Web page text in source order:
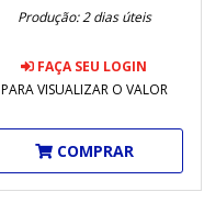
Produção: 2 dias úteis
FAÇA SEU LOGIN
PARA VISUALIZAR O VALOR
COMPRAR